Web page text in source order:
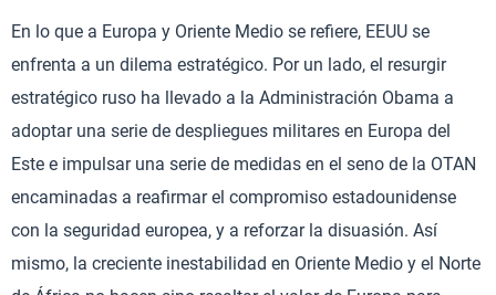
En lo que a Europa y Oriente Medio se refiere, EEUU se
enfrenta a un dilema estratégico. Por un lado, el resurgir
estratégico ruso ha llevado a la Administración Obama a
adoptar una serie de despliegues militares en Europa del
Este e impulsar una serie de medidas en el seno de la OTAN
encaminadas a reafirmar el compromiso estadounidense
con la seguridad europea, y a reforzar la disuasión. Así
mismo, la creciente inestabilidad en Oriente Medio y el Norte